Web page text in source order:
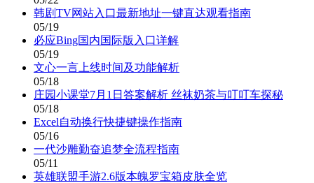
韩剧TV网站入口最新地址一键直达观看指南
05/19
必应Bing国内国际版入口详解
05/19
文心一言上线时间及功能解析
05/18
庄园小课堂7月1日答案解析 丝袜奶茶与叮叮车探秘
05/18
Excel自动换行快捷键操作指南
05/16
一代沙雕勤奋追梦全流程指南
05/11
英雄联盟手游2.6版本魄罗宝箱皮肤全览